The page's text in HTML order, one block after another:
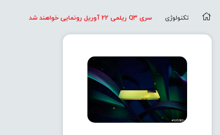
تکنولوژی سری Q3 ریلمی 22 آوریل رونمایی خواهند شد